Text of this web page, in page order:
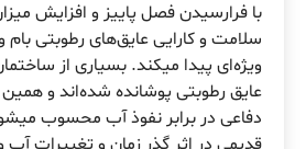
با فرارسیدن فصل پاییز و افزایش
سلامت و کارایی عایق‌های رطوبتی بام
ویژه‌ای پیدا میکند. بسیاری از
عایق رطوبتی پوشانده شده‌اند و
دفاعی در برابر نفوذ آب محسوب